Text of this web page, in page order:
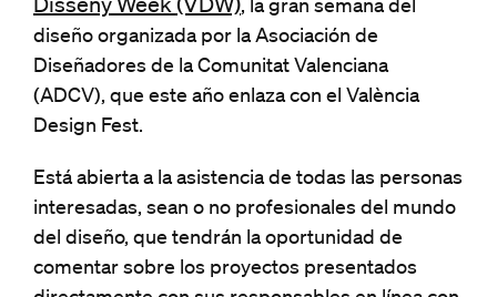
Disseny Week (VDW), la gran semana del
diseño organizada por la Asociación de
Diseñadores de la Comunitat Valenciana
(ADCV), que este año enlaza con el València
Design Fest.
Está abierta a la asistencia de todas las personas
interesadas, sean o no profesionales del mundo
del diseño, que tendrán la oportunidad de
comentar sobre los proyectos presentados